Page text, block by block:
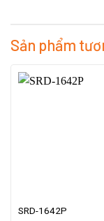
Sản phẩm
SRD-1642P